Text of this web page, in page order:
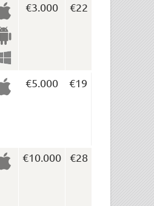
€3.000 €22
€5.000 €19
€10.000 €28